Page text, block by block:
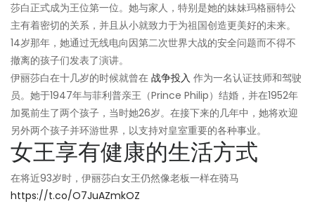
莎白正式成为王位第一位。她与家人，特别是她的妹妹玛格丽特公
主有着密切的关系，并且从小就致力于为祖国创造更美好的未来。
14岁那年，她通过无线电向因第二次世界大战的安全问题而不得不
撤离的孩子们发表了演讲。
伊丽莎白在十几岁的时候就曾在 战争投入 作为一名认证技师和驾驶
员。她于1947年与菲利普亲王（Prince Philip）结婚，并在1952年
加冕前生了两个孩子，当时她26岁。在接下来的几年中，她将欢迎
另外两个孩子并环游世界，以支持对皇室重要的各种事业。
女王享有健康的生活方式
在将近93岁时，伊丽莎白女王仍然像老板一样在骑马
https://t.co/O7JuAZmkOZ